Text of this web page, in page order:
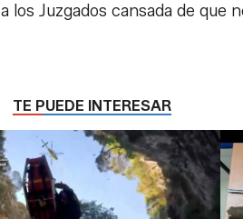
Juzgados cansada de que
TE PUEDE INTERESAR